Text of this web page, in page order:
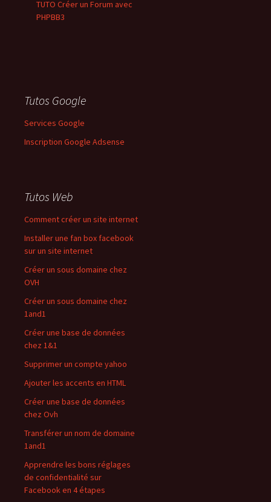
TUTO Créer un Forum avec
PHPBB3
Tutos Google
Services Google
Inscription Google Adsense
Tutos Web
Comment créer un site internet
Installer une fan box facebook
sur un site internet
Créer un sous domaine chez
OVH
Créer un sous domaine chez
1and1
Créer une base de données
chez 1&1
Supprimer un compte yahoo
Ajouter les accents en HTML
Créer une base de données
chez Ovh
Transférer un nom de domaine
1and1
Apprendre les bons réglages
de confidentialité sur
Facebook en 4 étapes